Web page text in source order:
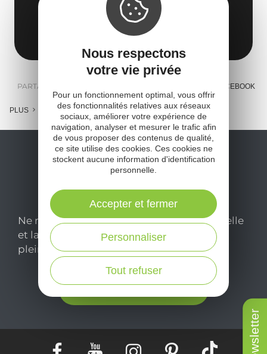
Newsletter
12380 Laval-Roquecezière
Obtenir l'itinéraire
PARTAGER : FACEBOOK
PLUS
Ne manquez pas notre newsletter mensuelle
et laissez-vous inspirer pour profiter
pleinement de votre séjour en Aveyron.
Je m'abonne ici
Nous respectons
votre vie privée
Pour un fonctionnement optimal, vous offrir
des fonctionnalités relatives aux réseaux
sociaux, améliorer votre expérience de
navigation, analyser et mesurer le trafic afin
de vous proposer des contenus de qualité,
ce site utilise des cookies. Ces cookies ne
stockent aucune information d'identification
personnelle.
Tout refuser
Personnaliser
Accepter et fermer